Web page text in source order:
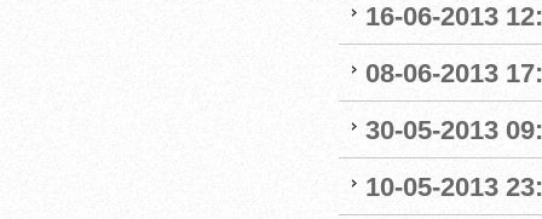
16-06-2013
08-06-2013
30-05-2013
10-05-2013